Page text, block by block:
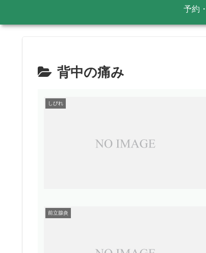
予約
背中の痛み
しびれ
前立腺炎